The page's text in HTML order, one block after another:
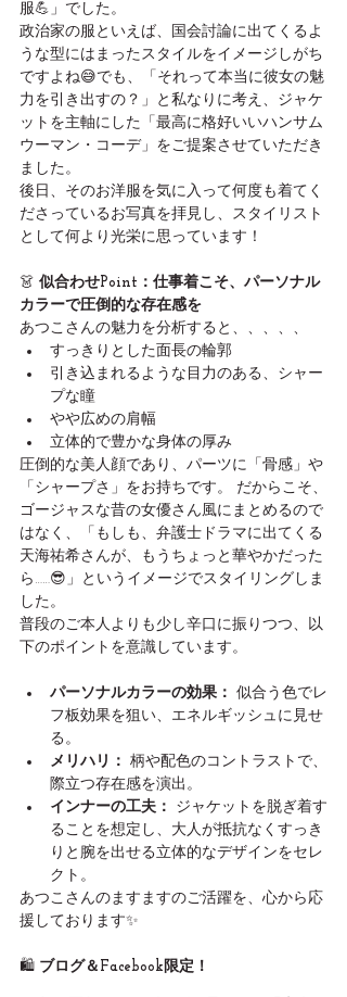
服💪」でした。
政治家の服といえば、国会討論に出てくるよ
うな型にはまったスタイルをイメージしがち
ですよね😅でも、「それって本当に彼女の魅
力を引き出すの？」と私なりに考え、ジャケ
ットを主軸にした「最高に格好いいハンサム
ウーマン・コーデ」をご提案させていただき
ました。
後日、そのお洋服を気に入って何度も着てく
ださっているお写真を拝見し、スタイリスト
として何より光栄に思っています！
👗 似合わせPoint：仕事着こそ、パーソナル
カラーで圧倒的な存在感を
あつこさんの魅力を分析すると、、、、、
すっきりとした面長の輪郭
引き込まれるような目力のある、シャー
プな瞳
やや広めの肩幅
立体的で豊かな身体の厚み
圧倒的な美人顔であり、パーツに「骨感」や
「シャープさ」をお持ちです。 だからこそ、
ゴージャスな昔の女優さん風にまとめるので
はなく、「もしも、弁護士ドラマに出てくる
天海祐希さんが、もうちょっと華やかだった
ら……😎」というイメージでスタイリングしま
した。
普段のご本人よりも少し辛口に振りつつ、以
下のポイントを意識しています。
パーソナルカラーの効果： 似合う色でレ
フ板効果を狙い、エネルギッシュに見せ
る。
メリハリ： 柄や配色のコントラストで、
際立つ存在感を演出。
インナーの工夫：
ジャケットを脱ぎ着す
ることを想定し、大人が抵抗なくすっき
りと腕を出せる立体的なデザインをセレ
クト。
あつこさんのますますのご活躍を、心から応
援しております✨
🛍️ ブログ＆Facebook限定！